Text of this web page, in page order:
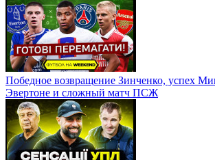
Победное возвращение Зинченко, успех
Эвертоне и сложный матч ПСЖ